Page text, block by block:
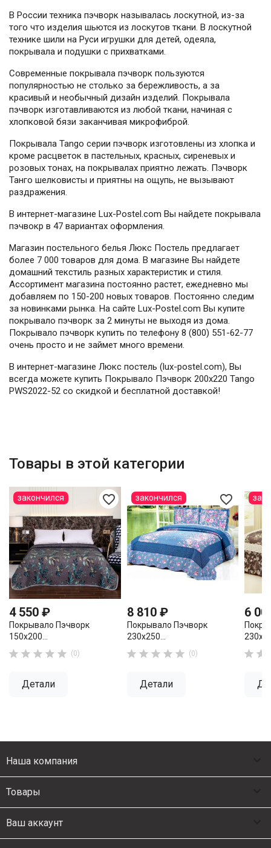
В России техника пэчворк называлась лоскутной, из-за
того что изделия шьются из лоскутов ткани. В лоскутной
технике шили на Руси игрушки для детей, одеяла,
покрывала и подушки с прихватками.
Современные покрывала пэчворк пользуются
популярностью не столько за бережливость, а за
красивый и необычный дизайн изделий. Покрывала
пэчворк изготавливаются из любой ткани, начиная с
хлопковой бязи заканчивая микрофиброй.
Покрывала Tango серии пэчворк изготовлены из хлопка и
кроме расцветок в пастельных, красных, сиреневых и
розовых тонах, на покрывалах приятно лежать. Пэчворк
Танго шелковисты и приятны на ощупь, не вызывают
раздражения.
В интернет-магазине Lux-Postel.com Вы найдете покрывала
пэчвокр в 47 вариантах оформления.
Магазин постельного белья Люкс Постель предлагает
более 7 000 товаров для дома. В магазине Вы найдете
домашний текстиль разных характеристик и стиля.
Ассортимент магазина постоянно растет, ежедневно мы
добавляем по 150-200 новых товаров. Постоянно следим
за новинками рынка. На сайте Lux-Postel.com Вы купите
покрывало пэчворк за 2 минуты не выходя из дома.
Покрывало пэчворк купить по телефону 8 (800) 551-62-77
очень просто и не займет много времени.
В интернет-магазине Люкс постель (lux-postel.com), Вы
всегда можете купить Покрывало Пэчворк 200х220 Tango
PWS2022-52 со скидкой и бесплатной доставкой!
Товары в этой категории
favorite_border
4 550 ₽
Покрывало Пэчворк
150х200...
     (0)
Детали
закончился favorite_border
8 810 ₽
Покрывало Пэчворк
230х250...
     (0)
Детали
закончился
6
 
Наша компания
Товары
Ваш аккаунт